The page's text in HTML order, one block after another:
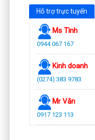
Hỗ trợ trực tuyến
Ms Tình
0944 067 167
Kinh doanh
(0274) 383 9783
Mr Văn
0917 123 113